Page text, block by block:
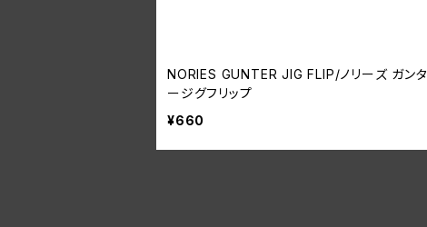
NORIES GUNTER JIG FLIP/ノリーズ ガンタ
ージグフリップ
¥660